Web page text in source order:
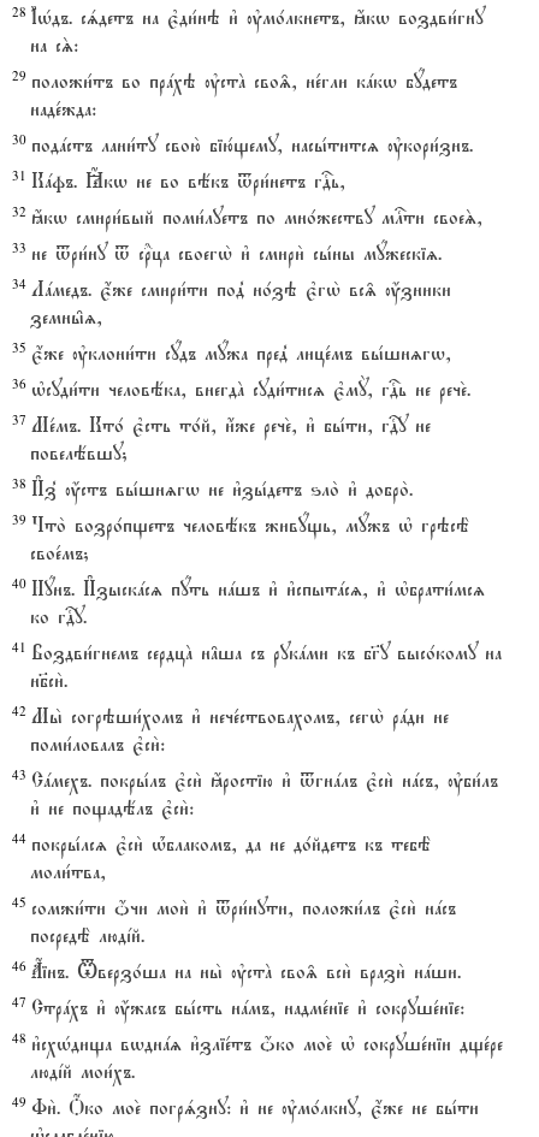
28 І3Hдъ. сsдетъ на є3ди1нэ и3 ўмо1лкнетъ, ћкw воздви1гну
на сS:
29 положи1тъ во прaхэ ўстA сво‰, не1гли кaкw бyдетъ
наде1жда:
30 подaстъ лани1ту свою2 бію1щему, насы1титсz ўкори1знъ.
31 Кaфъ. Ћкw не во вёкъ tри1нетъ гDь,
32 ћкw смири1вый поми1луетъ по мно1жеству млcти своеS,
33 не tри1ну t с®ца своегw2 и3 смири2 сы1ны мyжескіz.
34 Лaмедъ. є4же смири1ти под8 но1зэ є3гw2 вс‰ ќзники
земны6z,
35 є4же ўклони1ти сyдъ мyжа пред8 лице1мъ вы1шнzгw,
36 њсуди1ти человёка, внегдA суди1тисz є3мY, гDь не рече2.
37 Ме1мъ. Кто1 є3сть то1й, и4же рече2, и3 бы1ти, гDу не
повелёвшу;
38 И#з8 ќстъ вы1шнzгw не и3зы1детъ ѕло2 и3 добро2.
39 Что2 возро1пщетъ человёкъ живyщь, мyжъ њ грэсЁ
свое1мъ;
40 Нyнъ. И#зыскaсz пyть нaшъ и3 и3спытaсz, и3 њбрати1мсz
ко гDу.
41 Воздви1гнемъ сердцA н†ша съ рукaми къ бг7у высо1кому на
нб7си2.
42 Мы2 согрэши1хомъ и3 нече1ствовахомъ, сегw2 рaди не
поми1ловалъ є3си2:
43 Сaмехъ. покры1лъ є3си2 ћростію и3 tгнaлъ є3си2 нaсъ, ўби1лъ
и3 не пощадёлъ є3си2:
44 покры1лсz є3си2 њ1блакомъ, да не до1йдетъ къ тебЁ
моли1тва,
45 сомжи1ти џчи мои2 и3 tри1нути, положи1лъ є3си2 нaсъ
посредЁ людjй.
46 Ѓінъ. Tверзо1ша на ны2 ўстA сво‰ вси2 врази2 нaши.
47 Стрaхъ и3 ќжасъ бы1сть нaмъ, надме1ніе и3 сокруше1ніе:
48 и3схHдища вwднaz и3зліе1тъ џко мое2 њ сокруше1ніи дще1ре
людjй мои1хъ.
49 Фи2. Џко мое2 погрsзну: и3 не ўмо1лкну, є4же не бы1ти